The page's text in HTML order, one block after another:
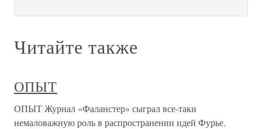
Читайте также
ОПЫТ
ОПЫТ Журнал «Фаланстер» сыграл все-таки
немаловажную роль в распространении идей Фурье.